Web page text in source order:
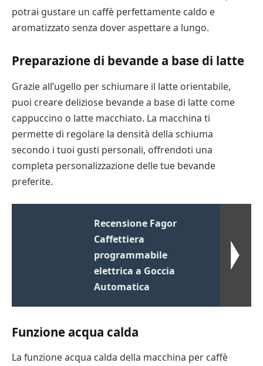
potrai gustare un caffè perfettamente caldo e
aromatizzato senza dover aspettare a lungo.
Preparazione di bevande a base di latte
Grazie all’ugello per schiumare il latte orientabile,
puoi creare deliziose bevande a base di latte come
cappuccino o latte macchiato. La macchina ti
permette di regolare la densità della schiuma
secondo i tuoi gusti personali, offrendoti una
completa personalizzazione delle tue bevande
preferite.
Recensione Fagor
Caffettiera
programmabile
elettrica a Goccia
Automatica
Funzione acqua calda
La funzione acqua calda della macchina per caffè